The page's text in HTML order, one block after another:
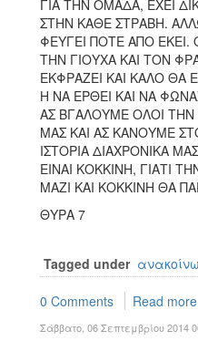
ΓΙΑ ΤΗΝ ΟΜΑΔΑ, ΕΧΕΙ
ΣΤΗΝ ΚΑΘΕ ΣΤΡΑΒΗ.
ΦΕΥΓΕΙ ΠΟΤΕ ΑΠΟ
ΤΗΝ ΓΙΟΥΧΑ ΚΑΙ ΤΟΝ
ΕΚΦΡΑΖΕΙ ΚΑΙ ΚΑΛΟ ΘΑ
Η ΝΑ ΕΡΘΕΙ ΚΑΙ ΝΑ
ΑΣ ΒΓΑΛΟΥΜΕ ΟΛΟΙ
ΜΑΣ ΚΑΙ ΑΣ ΚΑΝΟΥΜΕ
ΙΣΤΟΡΙΑ ΔΙΑΧΡΟΝΙΚΑ
ΕΙΝΑΙ ΚΟΚΚΙΝΗ, ΓΙΑΤΙ
ΜΑΖΙ ΚΑΙ ΚΟΚΚΙΝΗ ΘΑ
ΘΥΡΑ 7
Tagged under
0 Comments Read
Σάββατο, 06 Σεπτεμβρίου 2014